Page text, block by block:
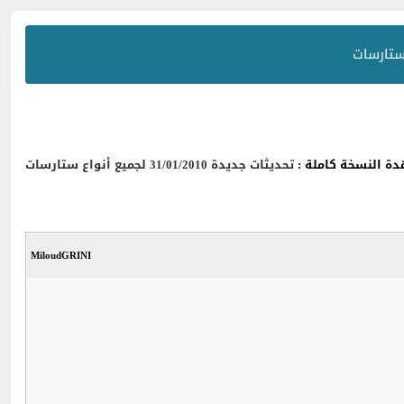
النسخة كاملة : تحديثات جديدة 31/01/2010 لجميع أنواع ستارسات
MiloudGRINI